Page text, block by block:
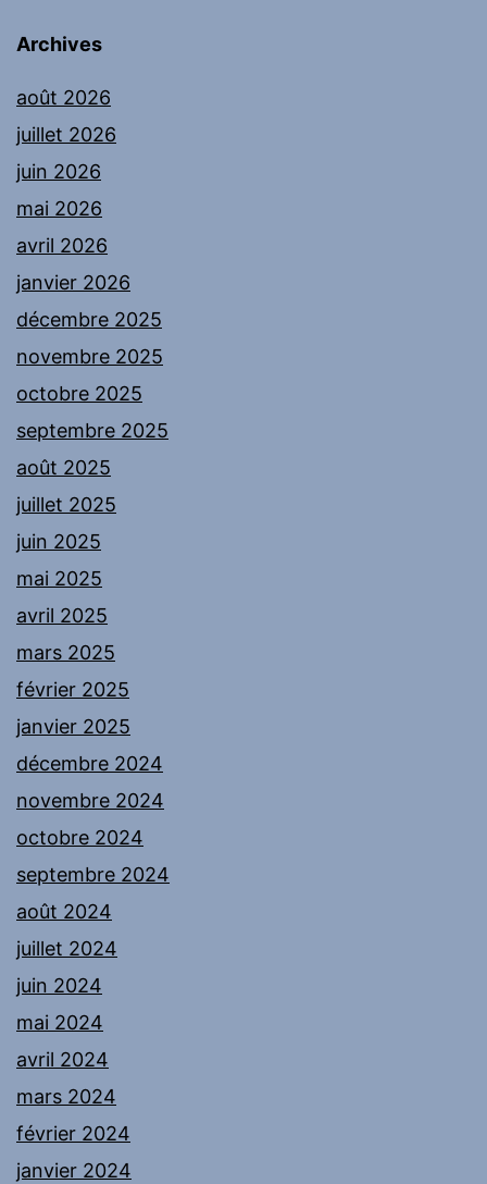
Archives
août 2026
juillet 2026
juin 2026
mai 2026
avril 2026
janvier 2026
décembre 2025
novembre 2025
octobre 2025
septembre 2025
août 2025
juillet 2025
juin 2025
mai 2025
avril 2025
mars 2025
février 2025
janvier 2025
décembre 2024
novembre 2024
octobre 2024
septembre 2024
août 2024
juillet 2024
juin 2024
mai 2024
avril 2024
mars 2024
février 2024
janvier 2024